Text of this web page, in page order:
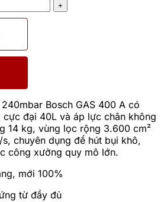
Bosch GAS 400 A có
đại 40L và áp lực chân không
14 kg, vùng lọc rộng 3.600 cm²
chuyên dụng để hút bụi khô,
công xưởng quy mô lớn.
mới 100%
từ đầy đủ